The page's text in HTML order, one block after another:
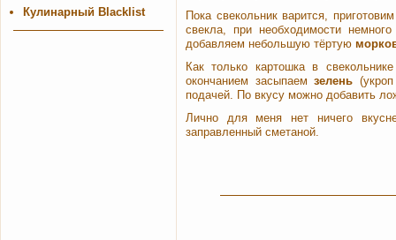
Кулинарный Blacklist
Пока свекольник варится,
свекла, при необходимости
добавляем небольшую тёртую
Как только картошка в
окончанием засыпаемзелень
подачей. По вкусу можно добавить
Лично для меня нет ничего
заправленный сметаной.